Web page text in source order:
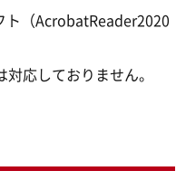
ト（AcrobatReader2020
応しておりません。